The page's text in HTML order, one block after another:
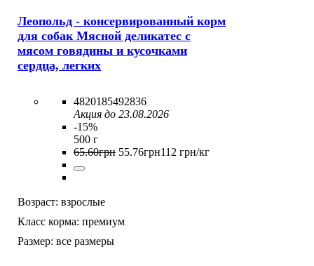
Леопольд - консервированный корм
для собак Мясной деликатес с
мясом говядины и кусочками
сердца, легких
4820185492836
Акция до 23.08.2026
-15%
500 г
65.60грн 55.76грн112 грн/кг
Возраст: взрослые
Класс корма: премиум
Размер: все размеры